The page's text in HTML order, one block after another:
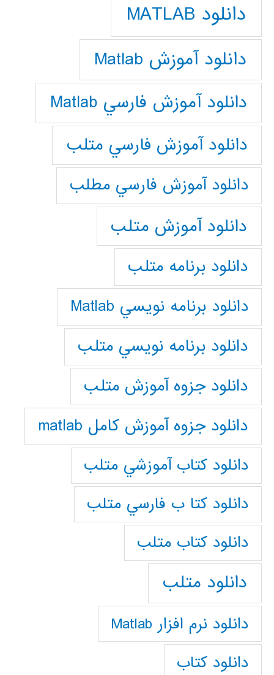
دانلود MATLAB
دانلود آموزش Matlab
دانلود آموزش فارسي Matlab
دانلود آموزش فارسي متلب
دانلود آموزش فارسي مطلب
دانلود آموزش متلب
دانلود برنامه متلب
دانلود برنامه نويسي Matlab
دانلود برنامه نويسي متلب
دانلود جزوه آموزش متلب
دانلود جزوه آموزش کامل matlab
دانلود كتاب آموزشي متلب
دانلود كتا ب فارسي متلب
دانلود كتاب متلب
دانلود متلب
دانلود نرم افزار Matlab
دانلود کتاب